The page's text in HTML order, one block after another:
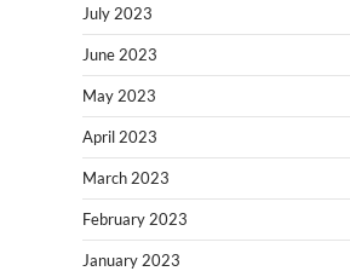
July 2023
June 2023
May 2023
April 2023
March 2023
February 2023
January 2023